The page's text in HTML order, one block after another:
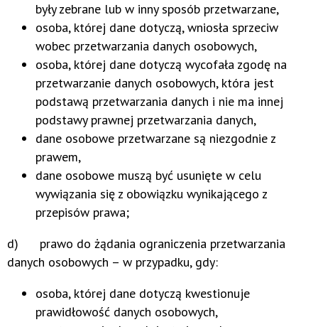
były zebrane lub w inny sposób przetwarzane,
osoba, której dane dotyczą, wniosła sprzeciw
wobec przetwarzania danych osobowych,
osoba, której dane dotyczą wycofała zgodę na
przetwarzanie danych osobowych, która jest
podstawą przetwarzania danych i nie ma innej
podstawy prawnej przetwarzania danych,
dane osobowe przetwarzane są niezgodnie z
prawem,
dane osobowe muszą być usunięte w celu
wywiązania się z obowiązku wynikającego z
przepisów prawa;
d) prawo do żądania ograniczenia przetwarzania
danych osobowych – w przypadku, gdy:
osoba, której dane dotyczą kwestionuje
prawidłowość danych osobowych,